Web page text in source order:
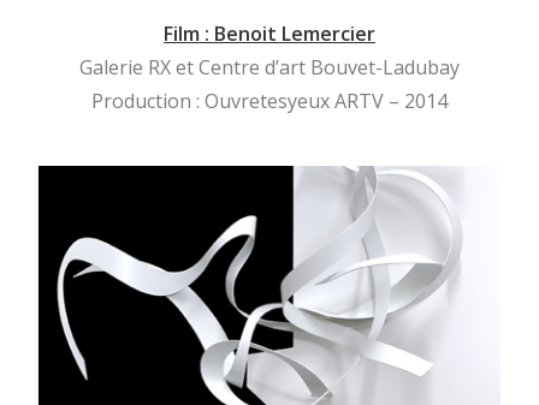
Film : Benoit Lemercier
Galerie RX et Centre d’art Bouvet-Ladubay
Production : Ouvretesyeux ARTV – 2014